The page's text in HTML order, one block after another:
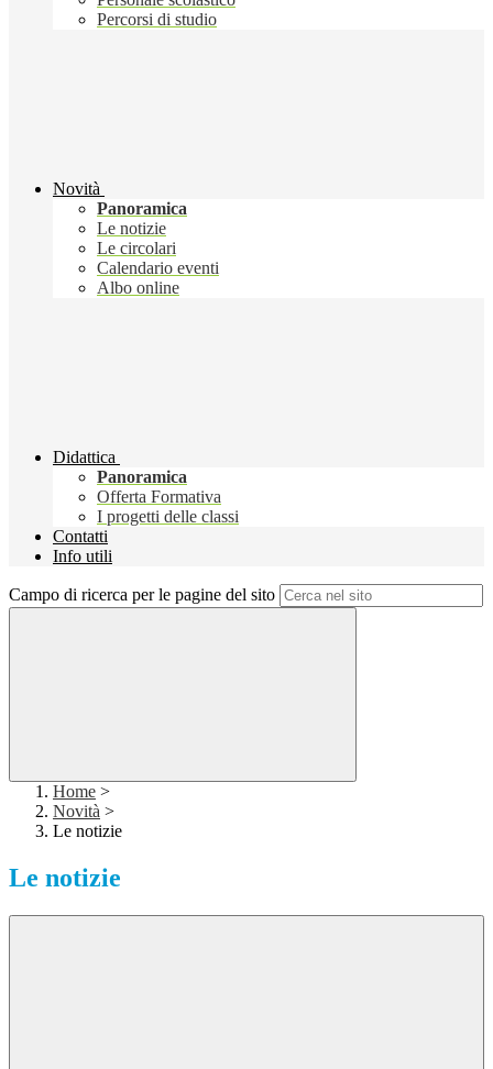
Percorsi di studio
Novità
Panoramica
Le notizie
Le circolari
Calendario eventi
Albo online
Didattica
Panoramica
Offerta Formativa
I progetti delle classi
Contatti
Info utili
Campo di ricerca per le pagine del sito
Home >
Novità >
Le notizie
Le notizie